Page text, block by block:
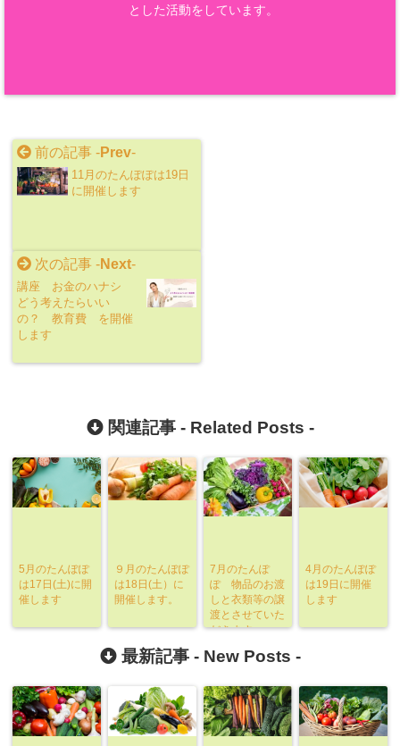
とした活動をしています。
前の記事 -Prev-
11月のたんぽぽは19日
に開催します
次の記事 -Next-
講座 お金のハナシ
どう考えたらいい
の？ 教育費 を開催
します
関連記事 - Related Posts -
5月のたんぽぽ
は17日(土)に開
催します
９月のたんぽぽ
は18日(土）に
開催します。
7月のたんぽ
ぽ 物品のお渡
しと衣類等の譲
渡とさせていた
だきます。
4月のたんぽぽ
は19日に開催
します
最新記事 - New Posts -